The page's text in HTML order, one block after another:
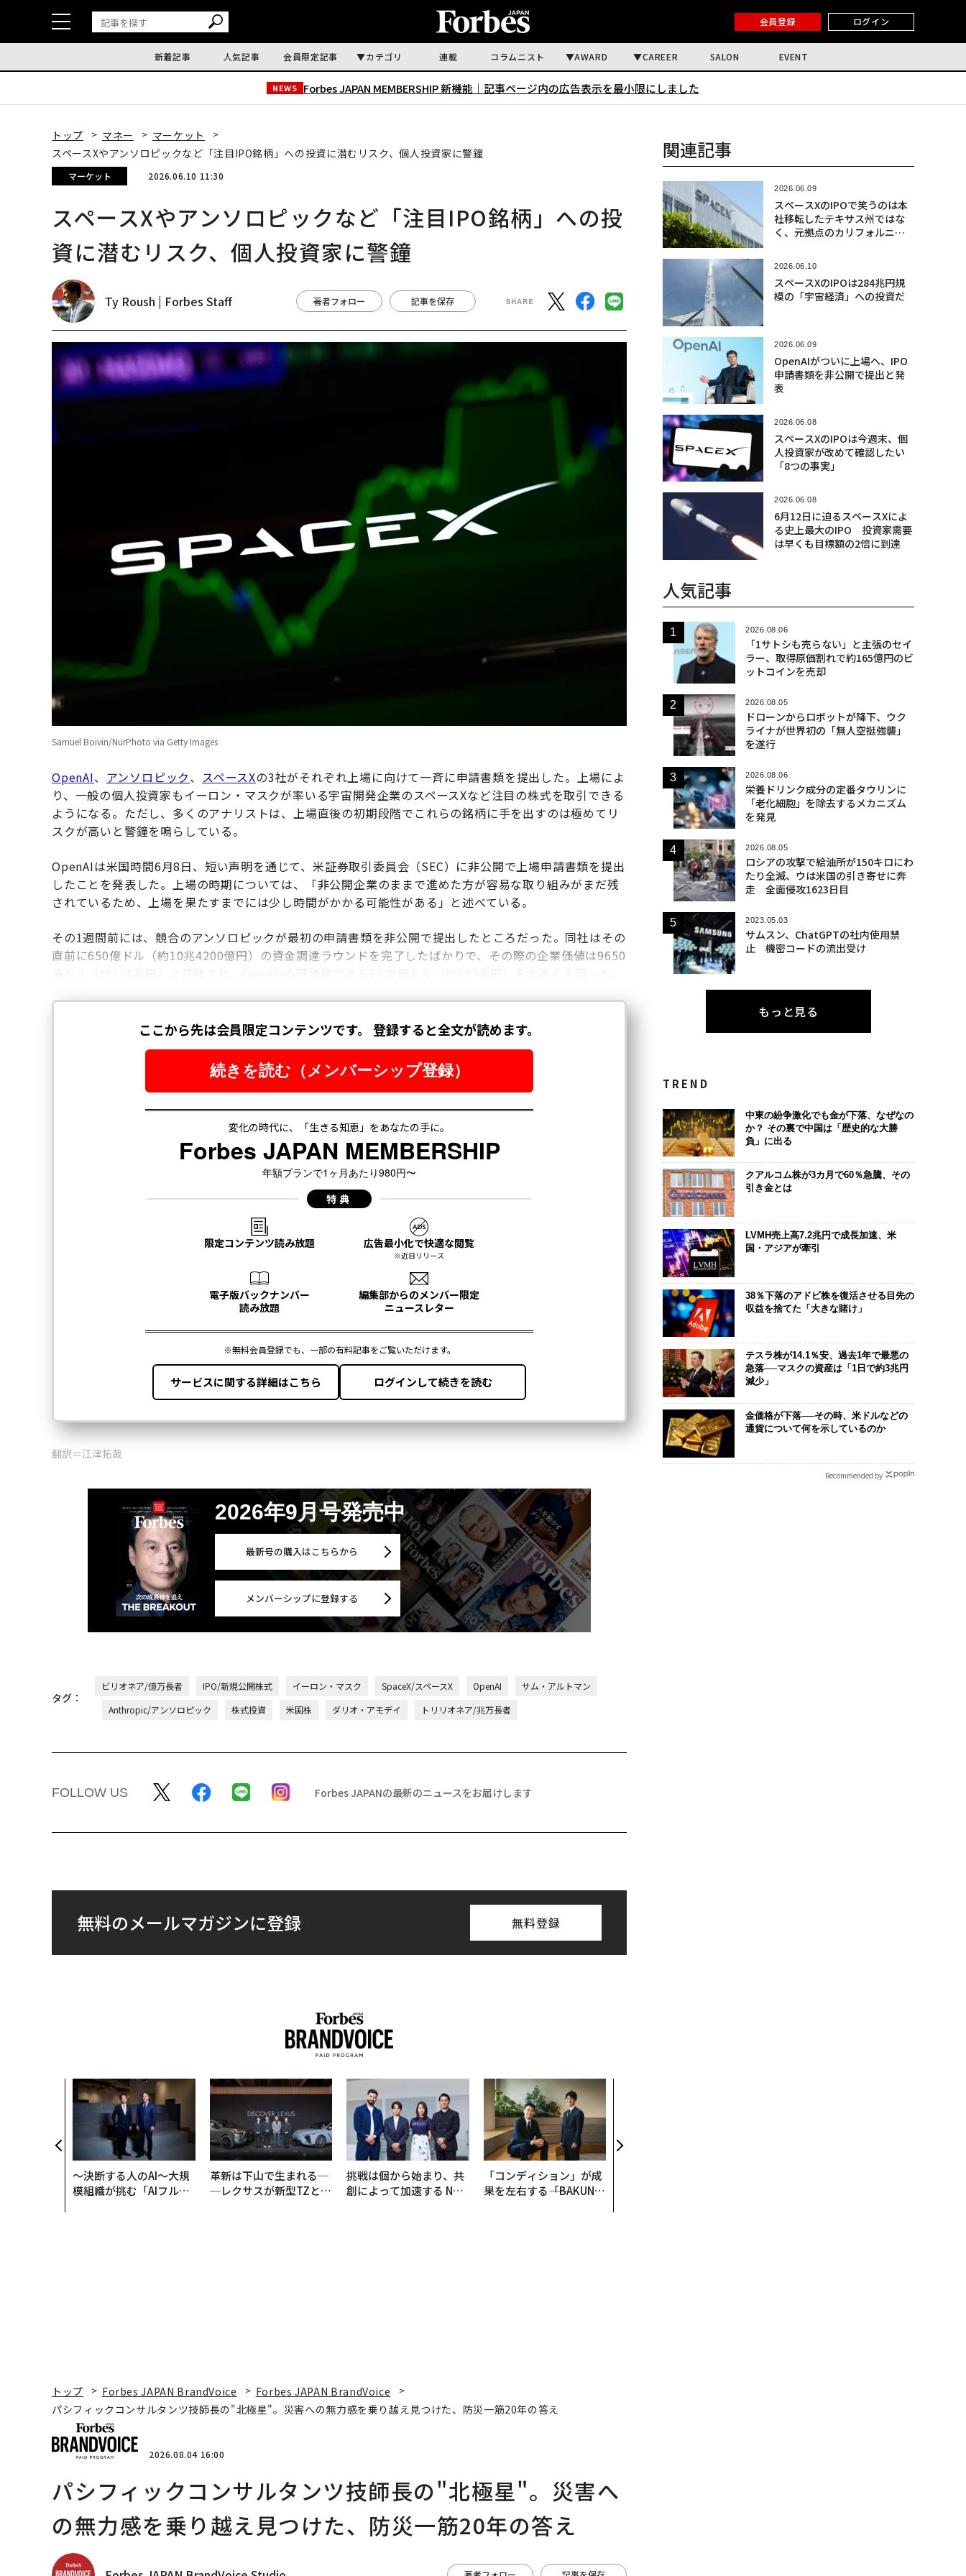
会員登録 ログイン
新着記事 人気記事 会員限定記事 カテゴリ 連載 コラムニスト AWARD CAREER SALON EVENT
NEWS Forbes JAPAN MEMBERSHIP 新機能｜ 記事ページ内の広告表示を最小限にしました
トップ マネー
マーケット
スペースXやアンソロピックなど「注目IPO銘柄」への投資に潜むリスク、個人投資家に警鐘
マーケット 2026.06.10 11:30
スペースXやアンソロピックなど「注目IPO銘柄」への投
資に潜むリスク、個人投資家に警鐘
Ty Roush | Forbes Staff 著者フォロー 記事を保存
Samuel Boivin/NurPhoto via Getty Images
OpenAI、 アンソロピック、 スペースXの3社がそれぞれ上場に向けて一斉に申請書類を提出した。上場によ
り、一般の個人投資家もイーロン・マスクが率いる宇宙開発企業のスペースXなど注目の株式を取引できる
ようになる。ただし、多くのアナリストは、上場直後の初期段階でこれらの銘柄に手を出すのは極めてリ
スクが高いと警鐘を鳴らしている。
OpenAIは米国時間6月8日、短い声明を通じて、米証券取引委員会（SEC）に非公開で上場申請書類を提出
したことを発表した。上場の時期については、「非公開企業のままで進めた方が容易な取り組みがまだ残
されているため、上場を果たすまでには少し時間がかかる可能性がある」と述べている。
その1週間前には、競合のアンソロピックが最初の申請書類を非公開で提出したところだった。同社はその
直前に650億ドル（約10兆4200億円）の資金調達ラウンドを完了したばかりで、その際の企業価値は9650
翻訳＝江津拓哉
2026年9月号発売中
最新号の購入はこちらから
メンバーシップに登録する
タグ：
ビリオネア/億万長者 IPO/新規公開株式 イーロン・マスク SpaceX/スペースX OpenAI
サム・アルトマン
Anthropic/アンソロピック
株式投資 米国株 ダリオ・アモデイ トリリオネア/兆万長者
FOLLOW US Forbes JAPANの最新のニュースをお届けします
無料のメールマガジンに登録 無料登録
〜決断する人のAI〜大規
模組織が挑む「AIフル実
革新は下山で生まれる─
─レクサスが新型TZとE
挑戦は個から始まり、共
創によって加速する NOR
「コンディション」が成
果を左右する――「BAKUN
関連記事
2026.06.09
スペースXのIPOで笑うのは本
社移転したテキサス州ではな
く、元拠点のカリフォルニ
2026.06.10
スペースXのIPOは284兆円規
模の「宇宙経済」への投資だ
2026.06.09
OpenAIがついに上場へ、IPO
申請書類を非公開で提出と発
表
2026.06.08
スペースXのIPOは今週末、個
人投資家が改めて確認したい
「8つの事実」
2026.06.08
6月12日に迫るスペースXによ
る史上最大のIPO 投資家需要
は早くも目標額の2倍に到達
人気記事
2026.08.06
「1サトシも売らない」と主張のセイ
ラー、取得原価割れで約165億円のビ
ットコインを売却
2026.08.05
ドローンからロボットが降下、ウク
ライナが世界初の「無人空挺強襲」
を遂行
2026.08.06
栄養ドリンク成分の定番タウリンに
「老化細胞」を除去するメカニズム
を発見
2026.08.05
ロシアの攻撃で給油所が150キロにわ
たり全滅、ウは米国の引き寄せに奔
走 全面侵攻1623日目
2023.05.03
サムスン、ChatGPTの社内使用禁
止 機密コードの流出受け
もっと見る
TREND
中東の紛争激化でも金が下落、なぜなの
か？ その裏で中国は「歴史的な大勝
負」に出る
クアルコム株が3カ月で60％急騰、その
引き金とは
LVMH売上高7.2兆円で成長加速、米
国・アジアが牽引
38％下落のアドビ株を復活させる目先の
収益を捨てた「大きな賭け」
テスラ株が14.1％安、過去1年で最悪の
急落──マスクの資産は「1日で約3兆円
減少」
金価格が下落──その時、米ドルなどの
通貨について何を示しているのか
Recommended by
トップ Forbes JAPAN BrandVoice
Forbes JAPAN BrandVoice
パシフィックコンサルタンツ技師長の"北極星"。災害への無力感を乗り越え見つけた、防災一筋20年の答え
2026.08.04 16:00
パシフィックコンサルタンツ技師長の"北極星"。災害へ
の無力感を乗り越え見つけた、防災一筋20年の答え